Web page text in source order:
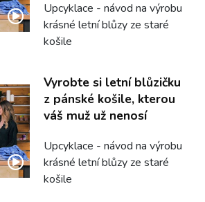
Upcyklace - návod na výrobu
krásné letní blůzy ze staré
košile
Vyrobte si letní blůzičku
z pánské košile, kterou
váš muž už nenosí
Upcyklace - návod na výrobu
krásné letní blůzy ze staré
košile